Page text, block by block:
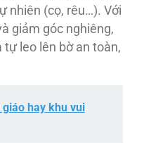
nhiên (cọ, rêu…). Với
giảm góc nghiêng,
tự leo lên bờ an toàn,
hay khu vui